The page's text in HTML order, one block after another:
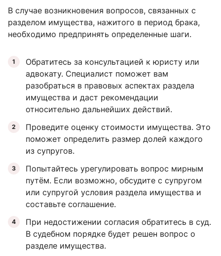
В случае возникновения вопросов, связанных с
разделом имущества, нажитого в период брака,
необходимо предпринять определенные шаги.
Обратитесь за консультацией к юристу или
адвокату. Специалист поможет вам
разобраться в правовых аспектах раздела
имущества и даст рекомендации
относительно дальнейших действий.
Проведите оценку стоимости имущества. Это
поможет определить размер долей каждого
из супругов.
Попытайтесь урегулировать вопрос мирным
путём. Если возможно, обсудите с супругом
или супругой условия раздела имущества и
составьте соглашение.
При недостижении согласия обратитесь в суд.
В судебном порядке будет решен вопрос о
разделе имущества.